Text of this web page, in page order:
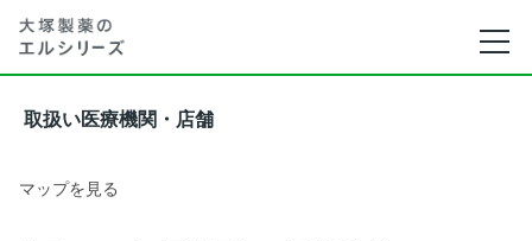
取扱い医療機関・店舗
マップを見る